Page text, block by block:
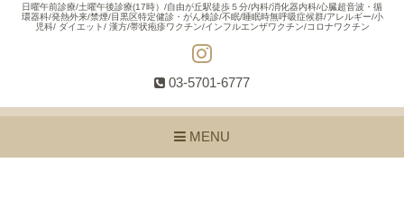
日曜午前診療/土曜午後診療(17時）/自由が丘駅徒歩５分/内科/消化器内科/心臓超音波・循
環器科/発熱外来/禁煙/目黒区特定健診・がん検診/不眠/睡眠時無呼吸症候群/アレルギー/小
児科/ ダイエット/ 漢方/帯状疱疹ワクチン/インフルエンザワクチン/コロナワクチン
03-5701-6777
MENU